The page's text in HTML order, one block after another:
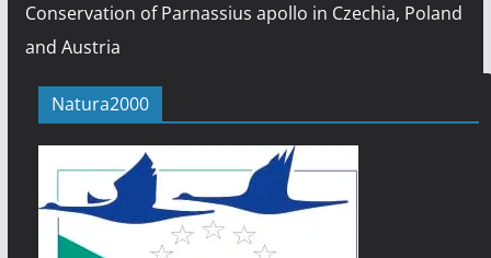
Conservation of Parnassius apollo in Czechia, Poland
and Austria
Natura2000